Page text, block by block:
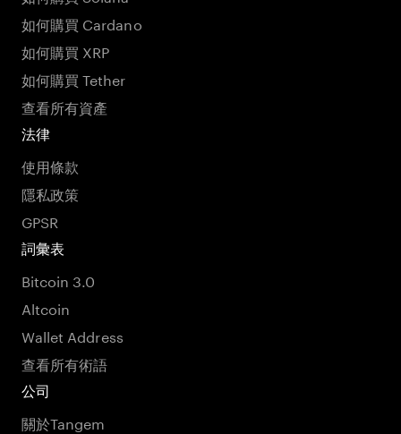
如何購買 Cardano
如何購買 XRP
如何購買 Tether
查看所有資產
法律
使用條款
隱私政策
GPSR
詞彙表
Bitcoin 3.0
Altcoin
Wallet Address
查看所有術語
公司
關於Tangem